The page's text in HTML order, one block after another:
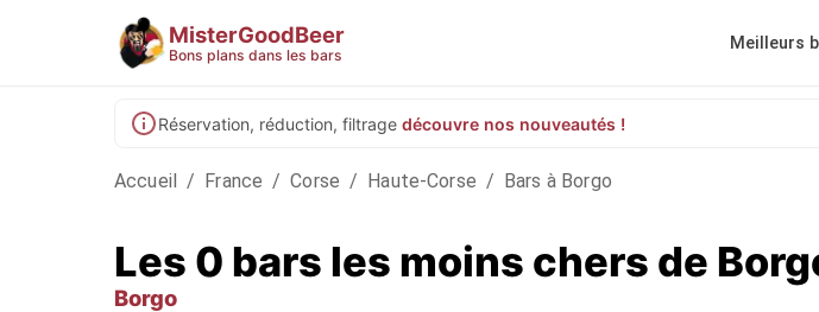
MisterGoodBeer
Bons plans dans les bars
Meilleurs
Réservation, réduction, filtrage découvre nos nouveautés !
Accueil / France / Corse / Haute-Corse / Bars à Borgo
Les 0 bars les moins chers de
Borgo